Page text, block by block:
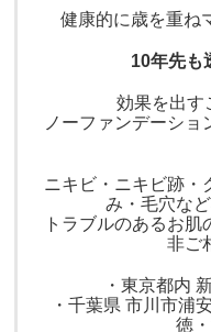
健康的に歳を重ね
10年先も
効果を出す
ノーファンデーショ
ニキビ・ニキビ跡・
み・毛穴な
トラブルのあるお
非ご
・東京都内
・千葉県 市川市浦
徳